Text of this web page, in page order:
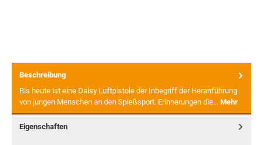
Beschreibung
Bis heute ist eine Daisy Luftpistole der Inbegriff der Heranführung
von jungen Menschen an den Spießsport. Erinnerungen die… Mehr
Eigenschaften